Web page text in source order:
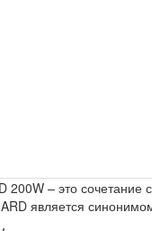
– это сочетание
является